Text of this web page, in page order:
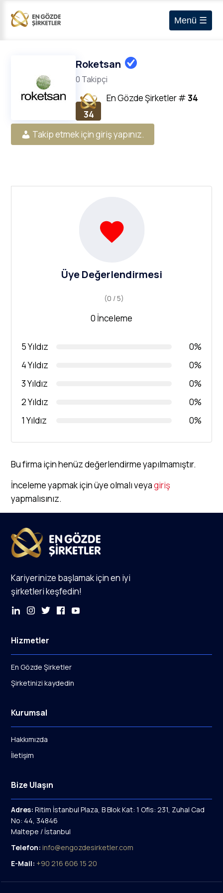
Menü ☰
Roketsan
0 Takipçi
34
En Gözde Şirketler#34
Takip etmek için giriş yapınız.
Üye Değerlendirmesi
(0 / 5)
0 İnceleme
5 Yıldız
0%
4 Yıldız
0%
3 Yıldız
0%
2 Yıldız
0%
1 Yıldız
0%
Bu firma için henüz değerlendirme yapılmamıştır.
İnceleme yapmak için üye olmalı veyagiriş
yapmalısınız.
Kariyerinize başlamak için en iyi
şirketleri keşfedin!
Hizmetler
En Gözde Şirketler
Şirketinizi kaydedin
Kurumsal
Hakkımızda
İletişim
Bize Ulaşın
Adres: Ritim İstanbul Plaza, B Blok Kat: 1 Ofis: 231, Zuhal Cad
No: 44, 34846
Maltepe / İstanbul
Telefon: info@engozdesirketler.com
E-Mail: +90 216 606 15 20